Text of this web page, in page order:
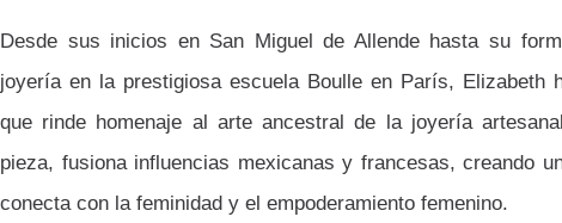
Desde sus inicios en San Miguel de Allende hasta su
joyería en la prestigiosa escuela Boulle en París, Elizabeth
que rinde homenaje al arte ancestral de la joyería
pieza, fusiona influencias mexicanas y francesas, creando
conecta con la feminidad y el empoderamiento femenino.